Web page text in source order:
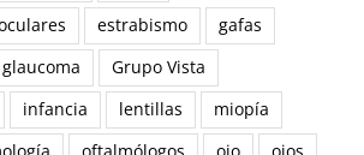
estrabismo
gafas
glaucoma
Grupo Vista
infancia lentillas
miopía